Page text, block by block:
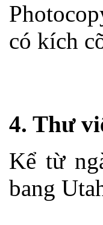
có kích
4. Thư
Kể từ
bang